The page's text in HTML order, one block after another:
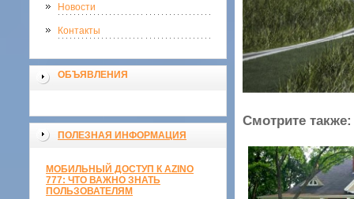
Новости
Контакты
ОБЪЯВЛЕНИЯ
ПОЛЕЗНАЯ ИНФОРМАЦИЯ
МОБИЛЬНЫЙ ДОСТУП К AZINO
777: ЧТО ВАЖНО ЗНАТЬ
ПОЛЬЗОВАТЕЛЯМ
Смотрите также: